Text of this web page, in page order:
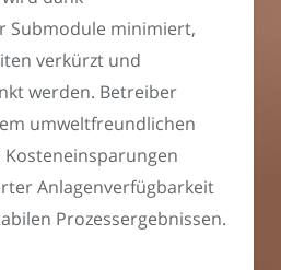
Submodule minimiert,
verkürzt und
werden. Betreiber
umweltfreundlichen
Anlagenverfügbarkeit
Prozessergebnissen.